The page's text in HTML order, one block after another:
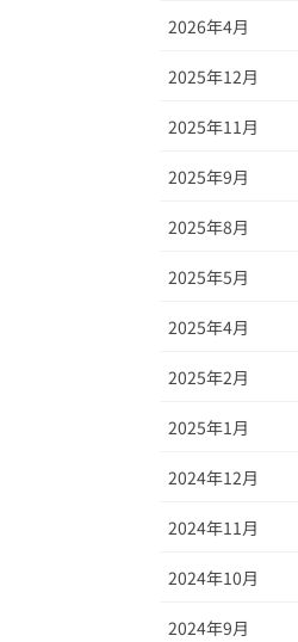
2026年4月
2025年12月
2025年11月
2025年9月
2025年8月
2025年5月
2025年4月
2025年2月
2025年1月
2024年12月
2024年11月
2024年10月
2024年9月